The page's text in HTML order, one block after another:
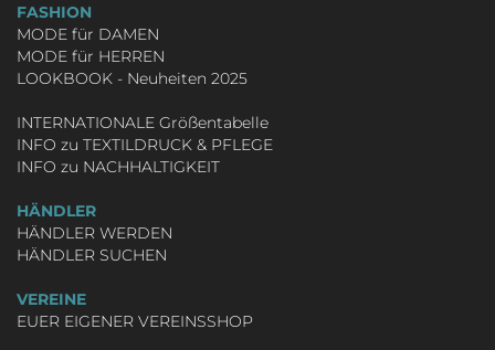
FASHION
MODE für DAMEN
MODE für HERREN
LOOKBOOK - Neuheiten 2025
INTERNATIONALE Größentabelle
INFO zu TEXTILDRUCK & PFLEGE
INFO zu NACHHALTIGKEIT
HÄNDLER
HÄNDLER WERDEN
HÄNDLER SUCHEN
VEREINE
EUER EIGENER VEREINSSHOP